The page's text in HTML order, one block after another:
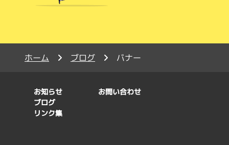
ホーム ブログ バナー
お知らせ
ブログ
リンク集
お問い合わせ